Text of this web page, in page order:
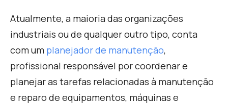
Atualmente, a maioria das organizações
industriais ou de qualquer outro tipo, conta
com um planejador de manutenção,
profissional responsável por coordenar e
planejar as tarefas relacionadas à manutenção
e reparo de equipamentos, máquinas e